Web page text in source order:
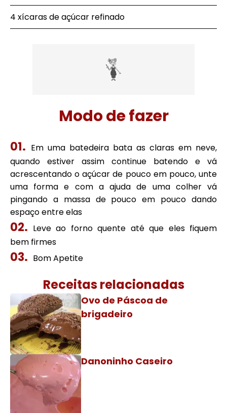
4 xícaras de açúcar refinado
Modo de fazer
Em uma batedeira bata as claras em neve,
quando estiver assim continue batendo e vá
acrescentando o açúcar de pouco em pouco, unte
uma forma e com a ajuda de uma colher vá
pingando a massa de pouco em pouco dando
espaço entre elas
Leve ao forno quente até que eles fiquem
bem firmes
Bom Apetite
Receitas relacionadas
Ovo de Páscoa de
brigadeiro
Danoninho Caseiro